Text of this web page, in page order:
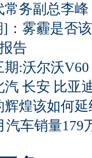
务副总李峰
]：雾霾是否
告
期:沃尔沃
汽 长安 比亚
辉煌该如何延
汽车销量179